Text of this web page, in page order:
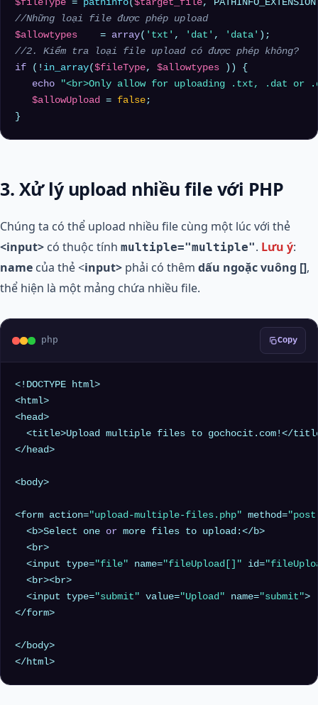
$fileType = pathinfo( $target_file
//Những loại file được phép upload
$allowtypes
    =
array( 'txt' , 'dat' , 'data'
//2. Kiểm tra loại file upload có được phép không?
if (! in_array( $fileType, $allowtypes )) {
echo
"<br>Only allow for uploading .txt, .dat or
$allowUpload = false;
3. Xử lý upload nhiều file với PHP
Chúng ta có thể upload nhiều file cùng một lúc với thẻ
<input> có thuộc tính multiple="multiple". Lưu ý:
name của thẻ <input> phải có thêm dấu ngoặc vuông [],
thể hiện là một mảng chứa nhiều file.
php Copy
<!DOCTYPE html>
<html>
<head>
<title>Upload multiple files to gochocit.com!</
</head>
<body>
<form action="upload-multiple-files.php" method=
  <b>Select one
or more files to upload:</b>
  <br>
  <input type=
"file" name="fileUpload[]" id=
  <br><br>
  <input type=
"submit" value="Upload" name="submit">
</form>
</body>